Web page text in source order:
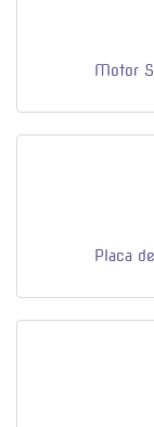
Motor
Placa